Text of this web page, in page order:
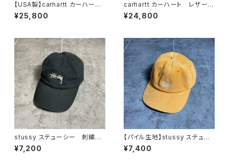
【USA製】carhartt カーハー
ト ダック生地 ブラック ダメ
ージ 2XLサイズ アクティブ
¥25,800
carhartt カーハート レザーパ
ッチ ブラウン ダック生地 ア
クティブパーカー ダックジャケ
¥24,800
stussy ステューシー 刺繍ス
トックロゴ ベルトバック ブラ
ック 黒 キャップ
¥7,200
【パイル生地】stussy ステュー
シー ショーンフォント 刺繍ロ
ゴ ベルトバック キャップ
¥7,400